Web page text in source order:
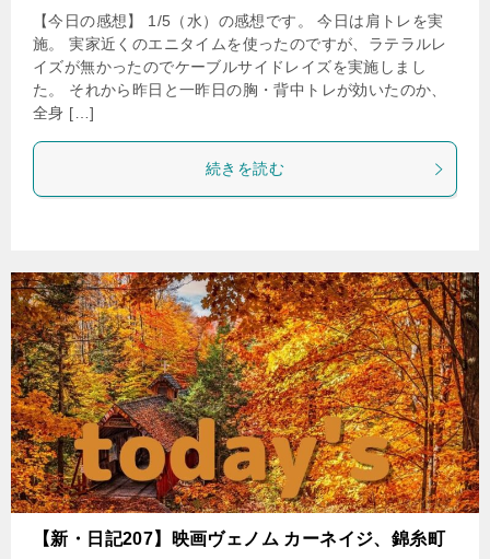
【今日の感想】 1/5（水）の感想です。 今日は肩トレを実
施。 実家近くのエニタイムを使ったのですが、ラテラルレ
イズが無かったのでケーブルサイドレイズを実施しまし
た。 それから昨日と一昨日の胸・背中トレが効いたのか、
全身 […]
続きを読む
【新・日記207】映画ヴェノム カーネイジ、錦糸町